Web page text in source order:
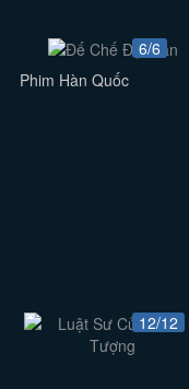
6/6
Phim Hàn Quốc
12/12